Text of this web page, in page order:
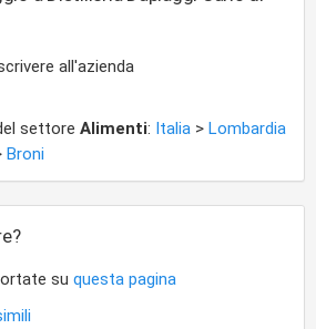
all'azienda
settore Alimenti: Italia > Lombardia
Broni
su questa pagina